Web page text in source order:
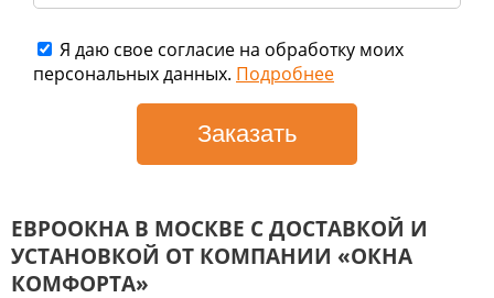
Я даю свое согласие на обработку моих
персональных данных. Подробнее
ЕВРООКНА В МОСКВЕ С ДОСТАВКОЙ И
УСТАНОВКОЙ ОТ КОМПАНИИ «ОКНА
КОМФОРТА»